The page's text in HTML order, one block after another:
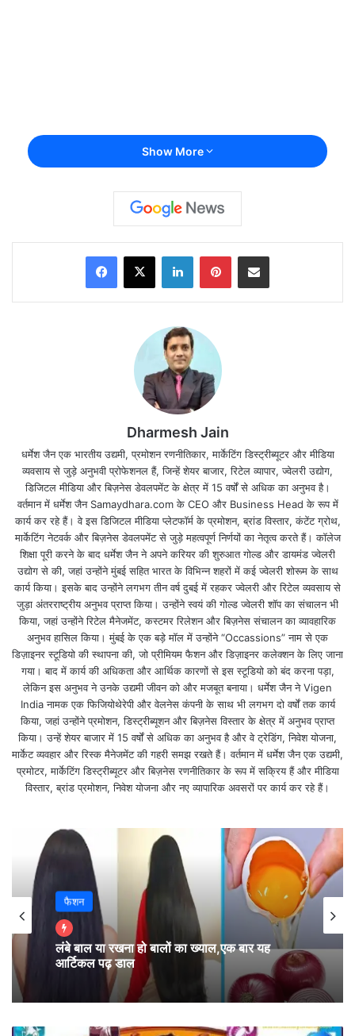
दिखाने में सारी जिंदगी बिता दी
पर एक पल भी खुद
कभी आईना नहीं देखा
‘समय’वह है जिसे हम
सबसे ज्यादाचाहतेहैं
पर जिसका हमसबसे गलत
तरीकेसेउपयोगकरते हैं
अगर कोई आपको बार-बार नीचा दिखाता है तो
समझ लेना आप उस व्यक्ति से बहुत ऊंचे हो
वो जो शोर मचाते है भीड़ में
भीड़ ही बनकर रह जाते है,
वहीं पाते है जिंदगी में कामयाबी
जो खामोशी से अपना काम कर जाते है
Show More
Dharmesh Jain
धर्मेश जैन एक भारतीय उद्यमी, प्रमोशन रणनीतिकार, मार्केटिंग डिस्ट्रीब्यूटर और मीडिया
व्यवसाय से जुड़े अनुभवी प्रोफेशनल हैं, जिन्हें शेयर बाजार, रिटेल व्यापार, ज्वेलरी उद्योग,
डिजिटल मीडिया और बिज़नेस डेवलपमेंट के क्षेत्र में 15 वर्षों से अधिक का अनुभव है।
वर्तमान में धर्मेश जैन Samaydhara.com के CEO और Business Head के रूप में
कार्य कर रहे हैं। वे इस डिजिटल मीडिया प्लेटफॉर्म के प्रमोशन, ब्रांड विस्तार, कंटेंट ग्रोथ,
मार्केटिंग नेटवर्क और बिज़नेस डेवलपमेंट से जुड़े महत्वपूर्ण निर्णयों का नेतृत्व करते हैं। कॉलेज
शिक्षा पूरी करने के बाद धर्मेश जैन ने अपने करियर की शुरुआत गोल्ड और डायमंड ज्वेलरी
उद्योग से की, जहां उन्होंने मुंबई सहित भारत के विभिन्न शहरों में कई ज्वेलरी शोरूम के साथ
कार्य किया। इसके बाद उन्होंने लगभग तीन वर्ष दुबई में रहकर ज्वेलरी और रिटेल व्यवसाय से
जुड़ा अंतरराष्ट्रीय अनुभव प्राप्त किया। उन्होंने स्वयं की गोल्ड ज्वेलरी शॉप का संचालन भी
किया, जहां उन्होंने रिटेल मैनेजमेंट, कस्टमर रिलेशन और बिज़नेस संचालन का व्यावहारिक
अनुभव हासिल किया। मुंबई के एक बड़े मॉल में उन्होंने “Occassions” नाम से एक
डिज़ाइनर स्टूडियो की स्थापना की, जो प्रीमियम फैशन और डिज़ाइनर कलेक्शन के लिए जाना
गया। बाद में कार्य की अधिकता और आर्थिक कारणों से इस स्टूडियो को बंद करना पड़ा,
लेकिन इस अनुभव ने उनके उद्यमी जीवन को और मजबूत बनाया। धर्मेश जैन ने Vigen
India नामक एक फिजियोथेरेपी और वेलनेस कंपनी के साथ भी लगभग दो वर्षों तक कार्य
किया, जहां उन्होंने प्रमोशन, डिस्ट्रीब्यूशन और बिज़नेस विस्तार के क्षेत्र में अनुभव प्राप्त
किया। उन्हें शेयर बाजार में 15 वर्षों से अधिक का अनुभव है और वे ट्रेडिंग, निवेश योजना,
मार्केट व्यवहार और रिस्क मैनेजमेंट की गहरी समझ रखते हैं। वर्तमान में धर्मेश जैन एक उद्यमी,
प्रमोटर, मार्केटिंग डिस्ट्रीब्यूटर और बिज़नेस रणनीतिकार के रूप में सक्रिय हैं और मीडिया
विस्तार, ब्रांड प्रमोशन, निवेश योजना और नए व्यापारिक अवसरों पर कार्य कर रहे हैं।
फैशन
लंबे बाल या रखना हो बालों का ख्याल,एक बार यह
आर्टिकल पढ़ डाल